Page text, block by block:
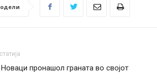
пронашол граната во својот